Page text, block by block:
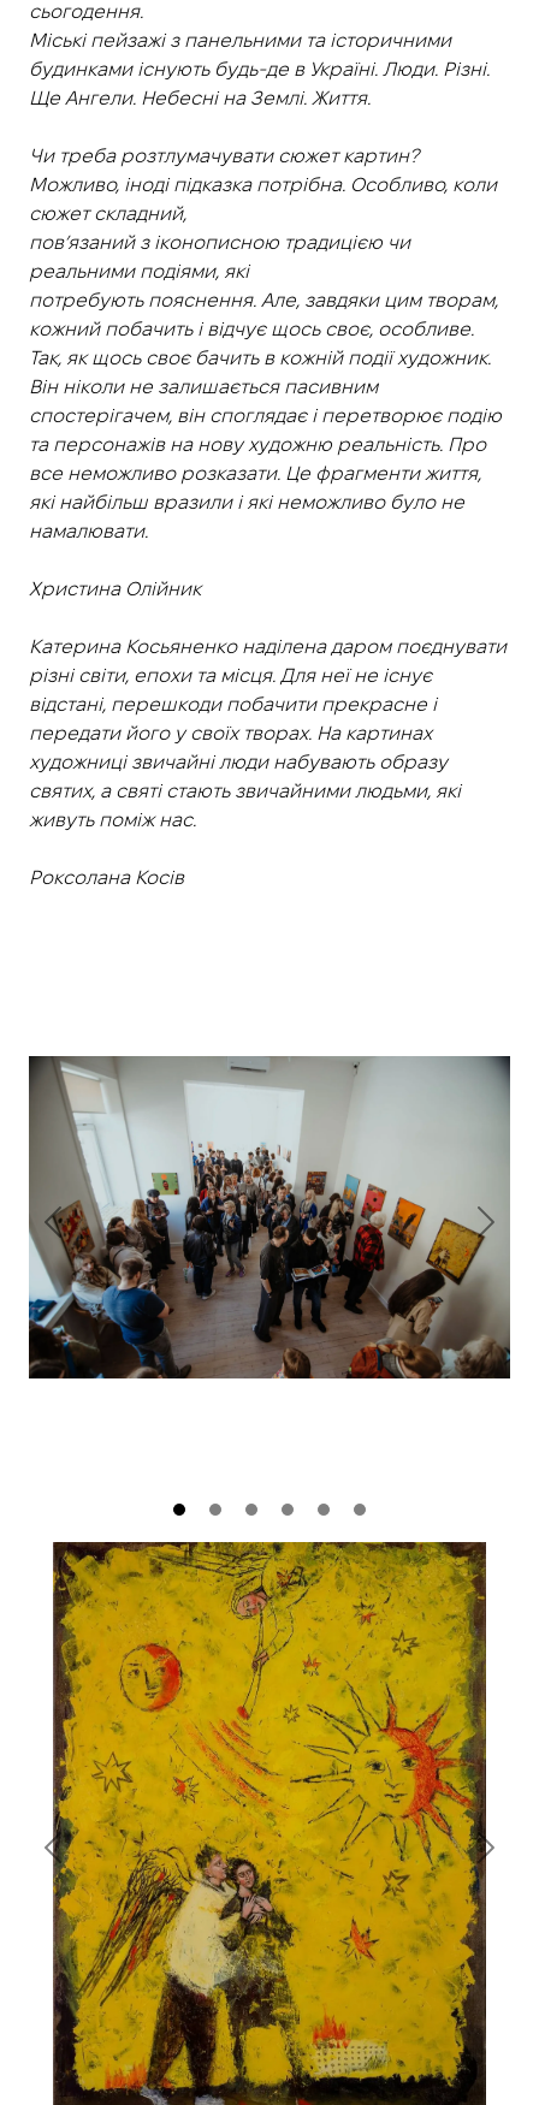
сьогодення.
Міські пейзажі з панельними та історичними
будинками існують будь-де в Україні. Люди. Різні.
Ще Ангели. Небесні на Землі. Життя.
Чи треба розтлумачувати сюжет картин?
Можливо, іноді підказка потрібна. Особливо, коли
сюжет складний,
повʼязаний з іконописною традицією чи
реальними подіями, які
потребують пояснення. Але, завдяки цим творам,
кожний побачить і відчує щось своє, особливе.
Так, як щось своє бачить в кожній події художник.
Він ніколи не залишається пасивним
спостерігачем, він споглядає і перетворює подію
та персонажів на нову художню реальність. Про
все неможливо розказати. Це фрагменти життя,
які найбільш вразили і які неможливо було не
намалювати.
Христина Олійник
Катерина Косьяненко наділена даром поєднувати
різні світи, епохи та місця. Для неї не існує
відстані, перешкоди побачити прекрасне і
передати його у своїх творах. На картинах
художниці звичайні люди набувають образу
святих, а святі стають звичайними людьми, які
живуть поміж нас.
Роксолана Косів